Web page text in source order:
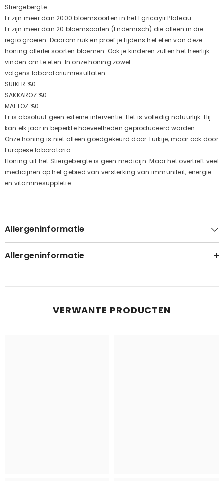
Stiergebergte.
Er zijn meer dan 2000 bloemsoorten in het Egricayir Plateau.
Er zijn meer dan 20 bloemsoorten (Endemisch) die alleen in die
regio groeien. Daarom ruik en proef je tijdens het eten van deze
honing allerlei soorten bloemen. Ook je kinderen zullen het heerlijk
vinden om te eten. In onze honing zowel
volgens laboratoriumresultaten
SUIKER %0
SAKKAROZ %0
MALTOZ %0
Er is absoluut geen externe interventie. Het is volledig natuurlijk. Hij
kan elk jaar in beperkte hoeveelheden geproduceerd worden.
Onze honing is niet alleen goedgekeurd door Turkije, maar ook door
Europese laboratoria
Honing uit het Stiergebergte is geen medicijn. Maar het overtreft veel
medicijnen op het gebied van versterking van immuniteit, energie
en vitaminesuppletie.
Allergeninformatie
Allergeninformatie
VERWANTE PRODUCTEN